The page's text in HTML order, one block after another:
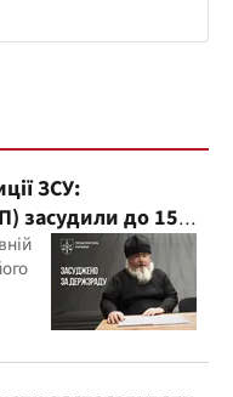
ЗСУ:
засудили до 15